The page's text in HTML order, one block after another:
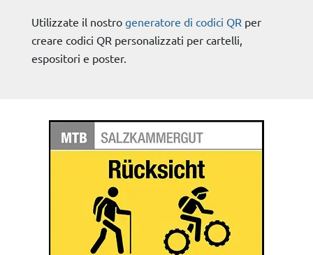
Utilizzate il nostro generatore di codici QR per
creare codici QR personalizzati per cartelli,
espositori e poster.